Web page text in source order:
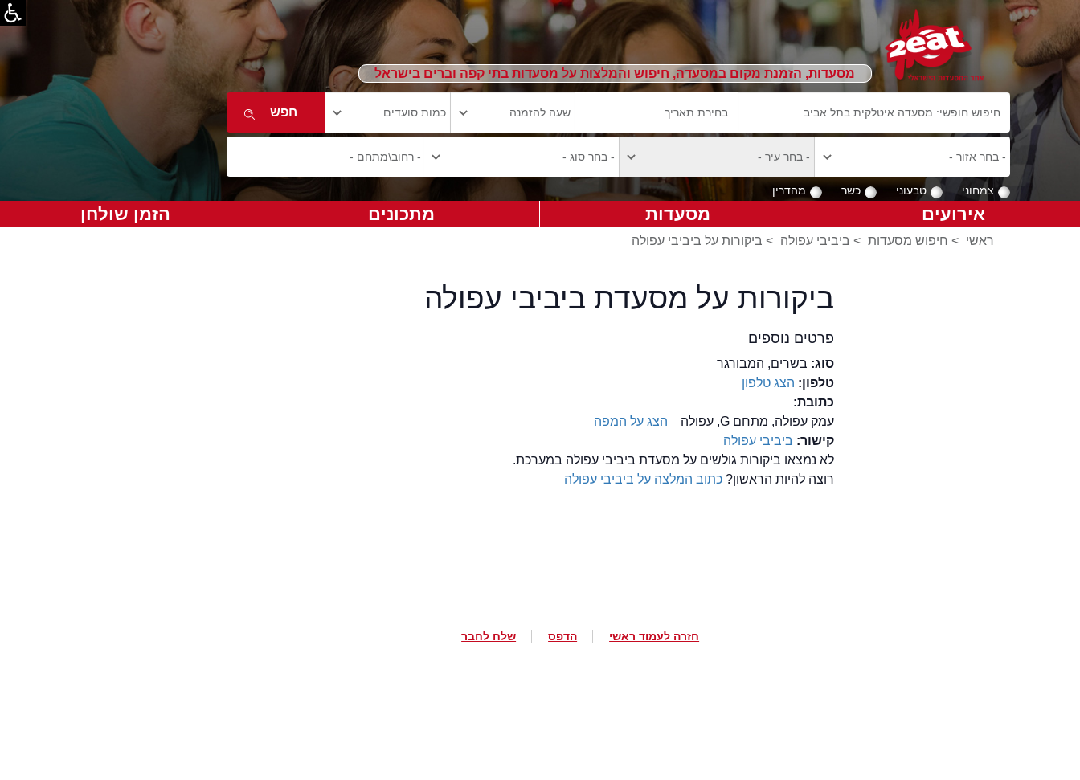
מסעדות, הזמנת מקום במסעדה, חיפוש והמלצות על מסעדות בתי קפה וברים בישראל
צמחוני טבעוני כשר מהדרין
אירועים מסעדות מתכונים הזמן שולחן
ראשי > חיפוש מסעדות > ביביבי עפולה > ביקורות על ביביבי עפולה
ביקורות על מסעדת ביביבי עפולה
פרטים נוספים
סוג: בשרים, המבורגר
טלפון: הצג טלפון
כתובת:
עמק עפולה, מתחם G, עפולה
הצג על המפה
קישור: ביביבי עפולה
לא נמצאו ביקורות גולשים על מסעדת ביביבי עפולה במערכת.
רוצה להיות הראשון?כתוב המלצה על ביביבי עפולה
חזרה לעמוד ראשי הדפס שלח לחבר